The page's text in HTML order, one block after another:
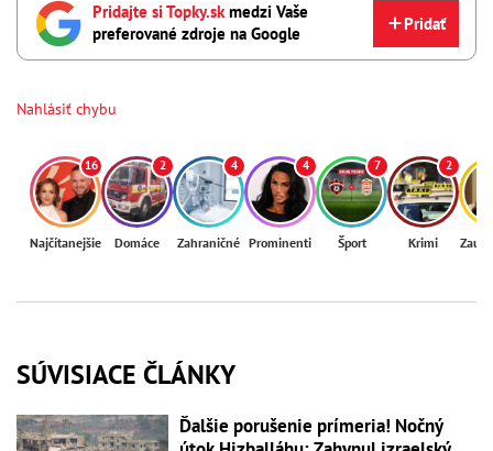
Pridajte si Topky.skmedzi Vaše
preferované zdroje na Google
Pridať
Nahlásiť chybu
16
Najčítanejšie
2
Domáce
4
Zahraničné
4
Prominenti
7
Šport
2
Krimi
SÚVISIACE ČLÁNKY
Ďalšie porušenie prímeria! Nočný